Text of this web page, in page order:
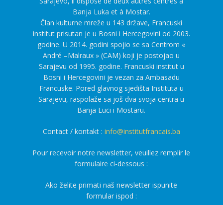
Banja Luka et à Mostar.
Član kulturne mreže u 143 države, Francuski
institut prisutan je u Bosni i Hercegovini od 2003.
godine. U 2014. godini spojio se sa Centrom «
André –Malraux » (CAM) koji je postojao u
Sarajevu od 1995. godine. Francuski institut u
Bosni i Hercegovini je vezan za Ambasadu
Francuske. Pored glavnog sjedišta Instituta u
Sarajevu, raspolaže sa još dva svoja centra u
Banja Luci i Mostaru.
Contact / kontakt : info@institutfrancais.ba
Pour recevoir notre newsletter, veuillez remplir le
formulaire ci-dessous :
Ako želite primati naš newsletter ispunite
formular ispod :